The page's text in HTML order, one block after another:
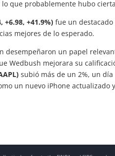
que probablemente hubo
+6.98, +41.9%) fue un
mejores de lo esperado.
desempeñaron un papel
Wedbush mejorara su
subió más de un 2%, un
un nuevo iPhone actualizado